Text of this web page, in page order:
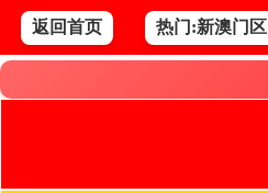
返回首页 热门:新澳门区